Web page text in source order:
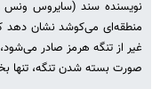
نویسنده سند (سایروس ونس
منطقه‌ای می‌کوشد نشان دهد
غیر از تنگه هرمز صادر
صورت بسته شدن تنگه، تنها